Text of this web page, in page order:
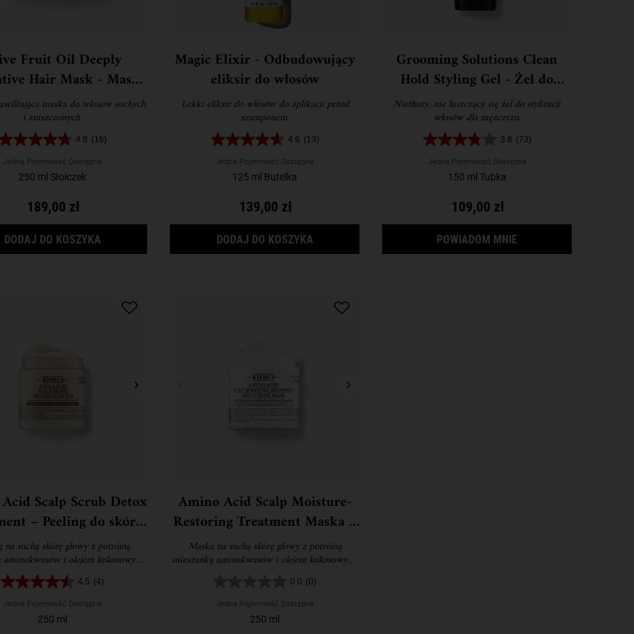
Fruit Oil Deeply
Hair Mask - Maska
włosów suchych i
zniszczonych
maska do włosów suchych
i zniszczonych.
4.8 (16)
Jedna Pojemność Dostępna
250 ml Słoiczek
189,00 zł
DODAJ DO KOSZYKA OLIVE FRUIT OIL DEEPLY REPARATIVE HAIR MASK - MASKA DO WŁOSÓW SUCHYCH I ZNISZCZONYCH
Magic Elixir - Odbudowujący
eliksir do włosów
Lekki eliksir do włosów do aplikacji przed
szamponem.
4.6 (13)
Jedna Pojemność Dostępna
125 ml Butelka
139,00 zł
DODAJ DO KOSZYKA MAGIC ELIXIR - ODBUDOWUJĄCY ELIKSIR DO WŁOSÓW
Grooming Solutions Clean
Hold Styling Gel - Żel do
włosów dla mężczyzn
Nietłusty, nie łuszczący się żel do stylizacji
włosów dla mężczyzn.
3.8 (73)
Jedna Pojemność Dostępna
150 ml Tubka
109,00 zł
POWIADOM MNIE
Scalp Scrub Detox
– Peeling do skóry
z aminokwasami
na suchą skórę głowy z potrójną
aminokwasów i olejem kokosowym.
bez siarczanów i bez silikonu.
4.5 (4)
Jedna Pojemność Dostępna
250 ml
Amino Acid Scalp Moisture-
Restoring Treatment Maska –
Maska do skóry głowy z
aminokwasami
Maska na suchą skórę głowy z potrójną
mieszanką aminokwasów i olejem kokosowym.
Bez parabenów, bez siarczanów i bez silikonu.
0.0 (0)
Jedna Pojemność Dostępna
250 ml